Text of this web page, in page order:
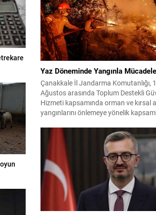
Yaz Döneminde Yangınla
Çanakkale İl Jandarma Komutanlığı,
Ağustos arasında Toplum Destekli
Hizmeti kapsamında orman ve kırsal
yangınlarını önlemeye yönelik
görev yapan 178 tim ve 742 personel,
aktif olarak halkı bilinçlendirdi ve
faaliyetleri gerçekleştirdi. Faaliyetler
bin 315 biçerdöver ve balya...